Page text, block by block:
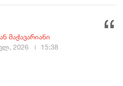
მაჭავარიანი
2026
15:38